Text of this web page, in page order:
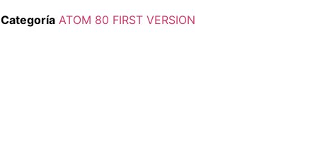
Categoría ATOM 80 FIRST VERSION